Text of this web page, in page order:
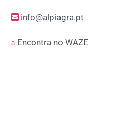
info@alpiagra.pt
Encontra no WAZE